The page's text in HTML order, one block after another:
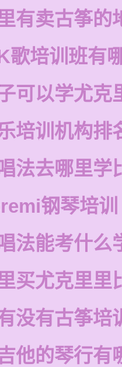
有卖古筝的
歌培训班有
可以学尤克
培训机构排
法去哪里学
钢琴培训
法能考什么
买尤克里里
没有古筝培
他的琴行有